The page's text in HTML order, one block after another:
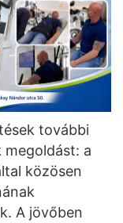
további
a
közösen
A jövőben